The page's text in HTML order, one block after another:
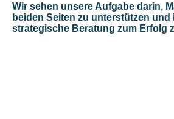
Wir sehen unsere Aufgabe darin,
beiden Seiten zu unterstützen
strategische Beratung zum Erfolg